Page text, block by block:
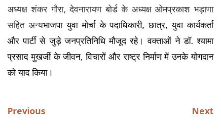
अध्यक्ष शंकर गौरा, देवनारायण बोर्ड के अध्यक्ष ओमप्रकाश भड़ाणा
सहित अन्यभाजपा युवा मोर्चा के पदाधिकारी, छात्र, युवा कार्यकर्ता
और पार्टी से जुड़े जनप्रतिनिधि मौजूद रहे। वक्ताओं ने डॉ. श्यामा
प्रसाद मुखर्जी के जीवन, विचारों और राष्ट्र निर्माण में उनके योगदान
को याद किया।
Previous Next